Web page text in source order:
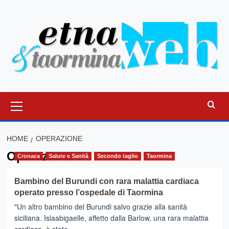
principale
HOME OPERAZIONE
Operazione
Cronaca Salute e Sanità Secondo taglio Taormina
Bambino del Burundi con rara malattia cardiaca
operato presso l’ospedale di Taormina
"Un altro bambino del Burundi salvo grazie alla sanità
siciliana. Islaabigaelle, affetto dalla Barlow, una rara malattia